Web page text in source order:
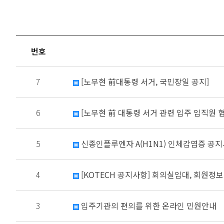
번호
7 [노무현 前대통령 서거, 국민장일 공지]
6 [노무현 前 대통령 서거 관련 입주 임직원
5 신종인플루엔자 A(H1N1) 인체감염증 공
4 [KOTECH 공지사항] 회의실임대, 회원정
3 입주기관의 편의를 위한 온라인 민원안내